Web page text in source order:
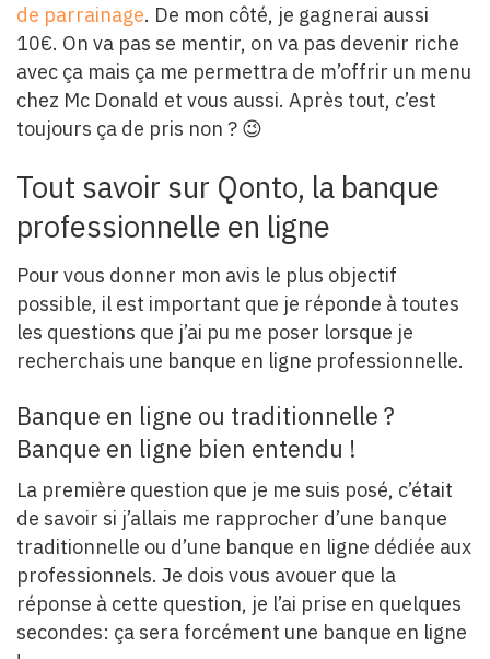
de parrainage. De mon côté, je gagnerai aussi
10€. On va pas se mentir, on va pas devenir riche
avec ça mais ça me permettra de m’offrir un menu
chez Mc Donald et vous aussi. Après tout, c’est
toujours ça de pris non ? 😉
Tout savoir sur Qonto, la banque
professionnelle en ligne
Pour vous donner mon avis le plus objectif
possible, il est important que je réponde à toutes
les questions que j’ai pu me poser lorsque je
recherchais une banque en ligne professionnelle.
Banque en ligne ou traditionnelle ?
Banque en ligne bien entendu !
La première question que je me suis posé, c’était
de savoir si j’allais me rapprocher d’une banque
traditionnelle ou d’une banque en ligne dédiée aux
professionnels. Je dois vous avouer que la
réponse à cette question, je l’ai prise en quelques
secondes: ça sera forcément une banque en ligne